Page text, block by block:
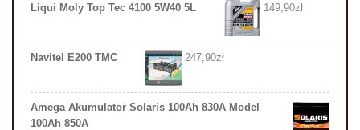
Liqui Moly Top Tec 4100 5W40 5L 149,90zł
Navitel E200 TMC 247,90zł
Amega Akumulator Solaris 100Ah 830A Model
100Ah 850A